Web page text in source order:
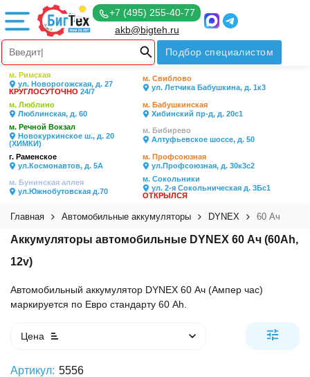
+7 (495) 255-40-77
akb@bigteh.ru
Подбор специалистом
м. Римская
ул. Новорогожская, д. 27
КРУГЛОСУТОЧНО 24/7
м. Свиблово
ул. Летчика Бабушкина, д. 1к3
м. Люблино
Люблинская, д. 60
м. Бабушкинская
Хибинский пр-д, д. 20с1
м. Речной Вокзал
Новокуркинское ш., д. 20
(ХИМКИ)
м. Бибирево
Алтуфьевское шоссе, д. 50
г. Раменское
ул.Космонавтов, д. 5А
м. Профсоюзная
ул.Профсоюзная, д. 30к3с2
м. Бунинская аллея
ул.Южнобутовская д.70
м. Сокольники
ул. 2-я Сокольническая д. 3Бс1
ОТКРЫЛСЯ
Главная Автомобильные аккумуляторы DYNEX 60 Ач
Аккумуляторы автомобильные DYNEX 60 Ач (60Ah,
12v)
Автомобильный аккумулятор DYNEX 60 Ач (Ампер час)
маркируется по Евро стандарту 60 Ah.
Цена
Артикул: 5556